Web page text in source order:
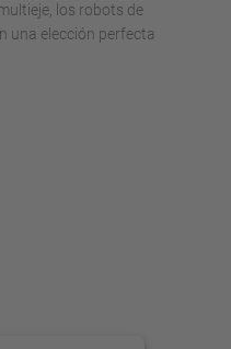
los robots de
una elección perfecta